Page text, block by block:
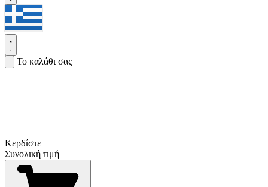
Το καλάθι σας
Κερδίστε
Συνολική τιμή